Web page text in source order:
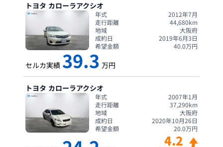
トヨタ カローラアクシオ
年式
2012年7月
走行距離
44,680km
地域
大阪府
成約日
2019年6月3日
希望金額
40.0万円
セルカ実績 39.3 万円
トヨタ カローラアクシオ
年式
2007年1月
走行距離
37,290km
地域
大阪府
成約日
2020年10月26日
希望金額
20.0万円
4.2